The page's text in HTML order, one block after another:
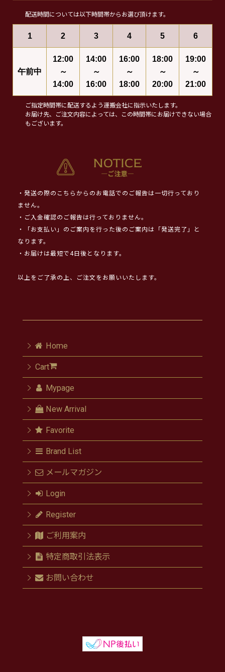
配送時間については以下時間帯からお選び頂けます。
1 2 3 4 5 6
午前中
12:00
～
14:00
14:00
～
16:00
16:00
～
18:00
18:00
～
20:00
19:00
～
21:00
ご指定時間帯に配送するよう運搬会社に指示いたします。
お届け先、ご注文内容によっては、この時間帯にお届けできない場合
もございます。
・発送の際のこちらからのお電話でのご報告は一切行っており
ません。
・ご入金確認のご報告は行っておりません。
・「お支払い」のご案内を行った後のご案内は「発送完了」と
なります。
・お届けは最短で4日後となります。
以上をご了承の上、ご注文をお願いいたします。
Home
Cart
Mypage
New Arrival
Favorite
Brand List
メールマガジン
Login
Register
ご利用案内
特定商取引法表示
お問い合わせ